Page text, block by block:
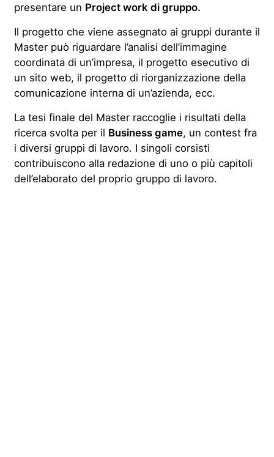
presentare un Project work di gruppo.
Il progetto che viene assegnato ai gruppi durante il
Master può riguardare l’analisi dell’immagine
coordinata di un’impresa, il progetto esecutivo di
un sito web, il progetto di riorganizzazione della
comunicazione interna di un’azienda, ecc.
La tesi finale del Master raccoglie i risultati della
ricerca svolta per il Business game, un contest fra
i diversi gruppi di lavoro. I singoli corsisti
contribuiscono alla redazione di uno o più capitoli
dell’elaborato del proprio gruppo di lavoro.